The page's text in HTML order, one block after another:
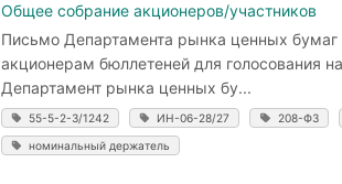
Общее собрание акционеров/участников
Письмо Департамента рынка ценных
акционерам бюллетеней для голосования
Департамент рынка ценных бу...
55-5-2-3/1242 ИН-06-28/27 208-ФЗ
номинальный держатель